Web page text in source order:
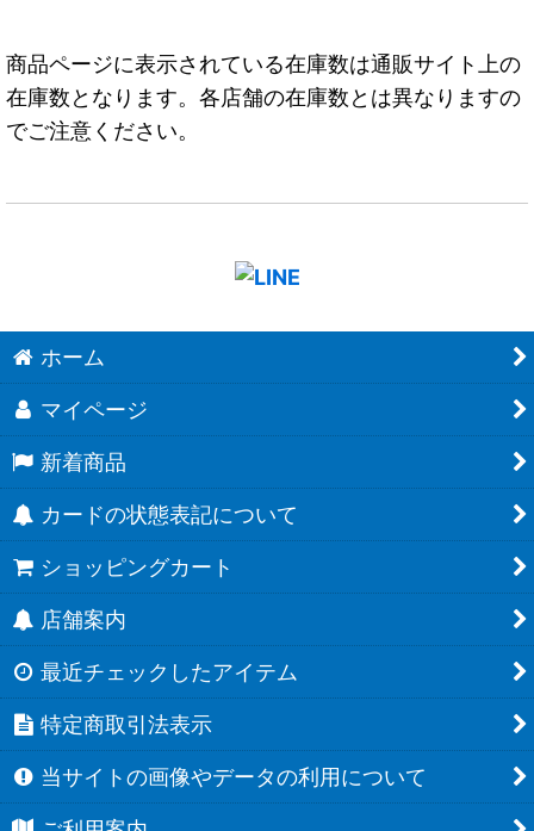
商品ページに表示されている在庫数は通販サイト上の
在庫数となります。各店舗の在庫数とは異なりますの
でご注意ください。
ホーム
マイページ
新着商品
カードの状態表記について
ショッピングカート
店舗案内
最近チェックしたアイテム
特定商取引法表示
当サイトの画像やデータの利用について